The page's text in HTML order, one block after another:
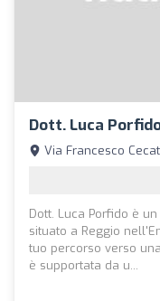
Dott. Luca
Via Francesco
Dott. Luca Porfido è
situato a Reggio
tuo percorso verso
è supportata da u...